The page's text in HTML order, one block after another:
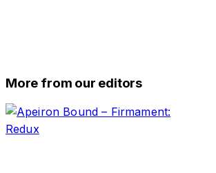
More from our editors